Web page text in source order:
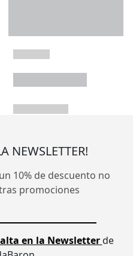
NEWSLETTER!
10% de descuento no
promociones
en la Newsletterde